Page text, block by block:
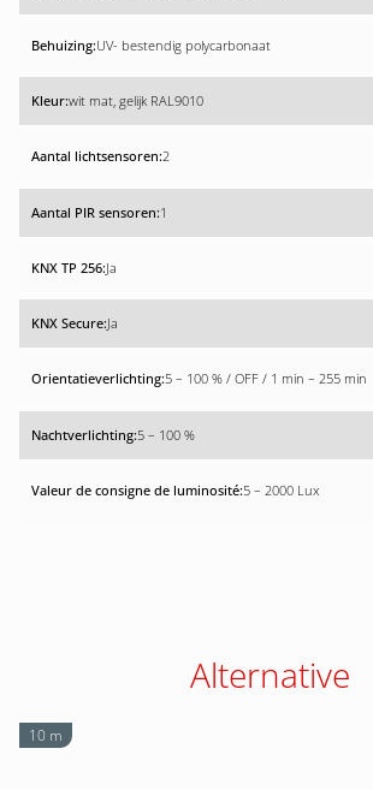
UV- bestendig polycarbonaat
wit mat, gelijk RAL9010
2
1
Ja
Ja
5 – 100 % / OFF / 1 min – 255 min
5 – 100 %
5 – 2000 Lux
Alternative
10 m